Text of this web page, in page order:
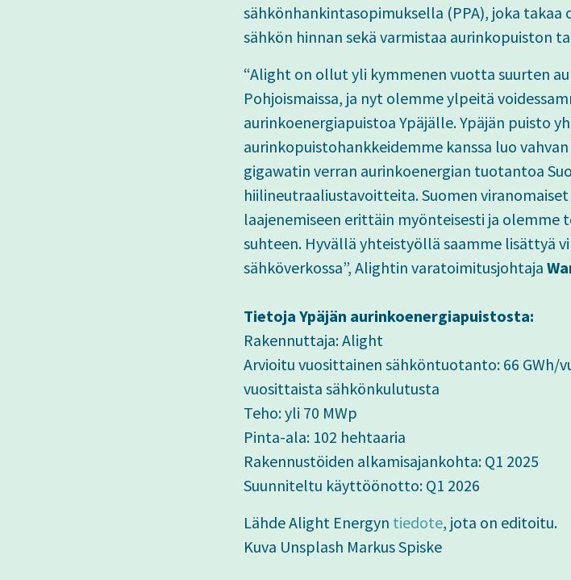
sähkönhankintasopimuksella (PPA), joka
sähkön hinnan sekä varmistaa aurinkopuiston
“Alight on ollut yli kymmenen vuotta suurten
Pohjoismaissa, ja nyt olemme ylpeitä
aurinkoenergiapuistoa Ypäjälle. Ypäjän puisto
aurinkopuistohankkeidemme kanssa luo
gigawatin verran aurinkoenergian tuotantoa
hiilineutraaliustavoitteita. Suomen
laajenemiseen erittäin myönteisesti ja olemme
suhteen. Hyvällä yhteistyöllä saamme lisättyä
sähköverkossa”, Alightin varatoimitusjohtaja
Tietoja Ypäjän aurinkoenergiapuistosta:
Rakennuttaja: Alight
Arvioitu vuosittainen sähköntuotanto: 66 GWh/
vuosittaista sähkönkulutusta
Teho: yli 70 MWp
Pinta-ala: 102 hehtaaria
Rakennustöiden alkamisajankohta: Q1 2025
Suunniteltu käyttöönotto: Q1 2026
Lähde Alight Energyn tiedote, jota on editoitu.
Kuva Unsplash Markus Spiske